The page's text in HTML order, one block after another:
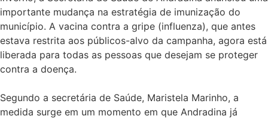
importante mudança na estratégia de imunização do
município. A vacina contra a gripe (influenza), que antes
estava restrita aos públicos-alvo da campanha, agora está
liberada para todas as pessoas que desejam se proteger
contra a doença.
​Segundo a secretária de Saúde, Maristela Marinho, a
medida surge em um momento em que Andradina já